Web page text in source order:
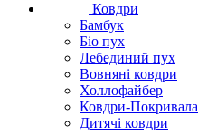
Ковдри
Бамбук
Біо пух
Лебединий пух
Вовняні ковдри
Холлофайбер
Ковдри-Покривала
Дитячі ковдри